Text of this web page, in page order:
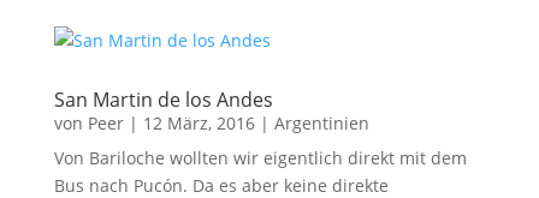
San Martin de los Andes
von Peer| 12 März, 2016| Argentinien
Von Bariloche wollten wir eigentlich direkt mit dem
Bus nach Pucón. Da es aber keine direkte